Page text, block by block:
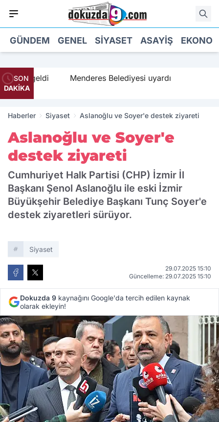
GÜNDEM GENEL SIYASET ASAYIŞ
SON
DAKİKA
geldi Menderes Belediyesi uyardı
Haberler Siyaset Aslanoğlu ve Soyer'e destek ziyareti
Aslanoğlu ve Soyer'e
destek ziyareti
Cumhuriyet Halk Partisi (CHP) İzmir İl
Başkanı Şenol Aslanoğlu ile eski İzmir
Büyükşehir Belediye Başkanı Tunç Soyer'e
destek ziyaretleri sürüyor.
Siyaset
29.07.2025 15:10
Güncelleme: 29.07.2025 15:10
Dokuzda 9 kaynağını Google'da tercih edilen kaynak
olarak ekleyin!